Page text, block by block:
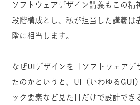
ソフトウェアデザイン講義もこの精
段階構成とし、私が担当した講義は
階に相当します。
なぜUIデザインを「ソフトウェアデ
たのかというと、UI（いわゆるGUI
ック要素など見た目だけで設計でき